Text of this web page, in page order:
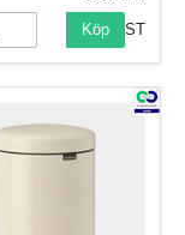
Köp ST